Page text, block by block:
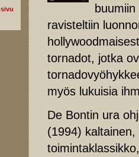
ravisteltiin
tornadot, jotka
myös lukuisia
De Bontin ura
(1994)